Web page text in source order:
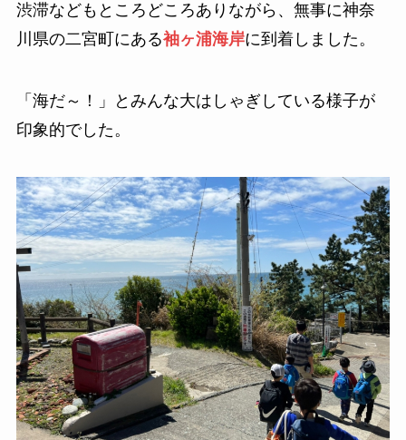
渋滞などもところどころありながら、無事に神奈
川県の二宮町にある袖ヶ浦海岸に到着しました。
「海だ～！」とみんな大はしゃぎしている様子が
印象的でした。